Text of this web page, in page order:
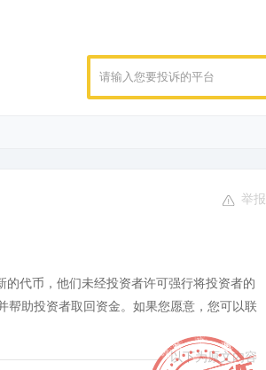
举报
的代币，他们未经投资者许可强行将投资者的
帮助投资者取回资金。如果您愿意，您可以联
以下为原文内容